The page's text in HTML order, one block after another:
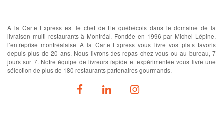
À la Carte Express est le chef de file québécois dans le domaine de la
livraison multi restaurants à Montréal. Fondée en 1996 par Michel Lépine,
l’entreprise montréalaise À la Carte Express vous livre vos plats favoris
depuis plus de 20 ans. Nous livrons des repas chez vous ou au bureau, 7
jours sur 7. Notre équipe de livreurs rapide et expérimentée vous livre une
sélection de plus de 180 restaurants partenaires gourmands.